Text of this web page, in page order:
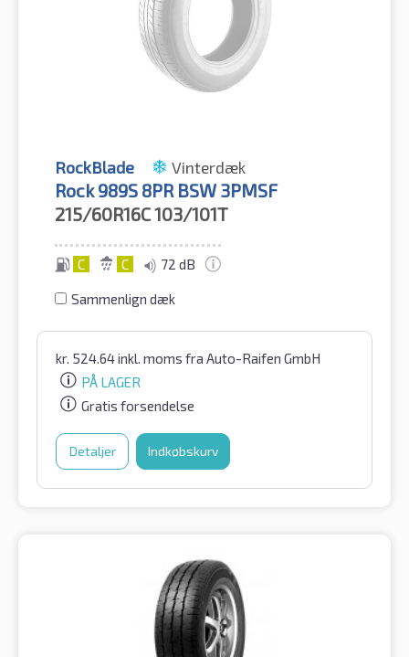
RockBlade Vinterdæk
Rock 989S 8PR BSW 3PMSF
215/60R16C103/101T
C C 72 dB
Sammenlign dæk
kr. 524.64inkl. moms fra Auto-Raifen GmbH
PÅ LAGER
Gratis forsendelse
Detaljer Indkøbskurv